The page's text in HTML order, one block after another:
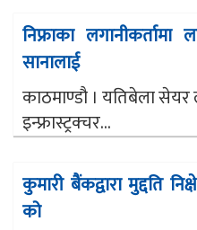
निफ्राका
सानालाई
काठमाण्डौ । यतिबेला सेयर
इन्फ्रास्ट्रक्चर...
कुमारी बैंकद्वारा मुद्दति
को